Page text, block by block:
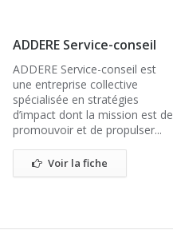
ADDERE Service-conseil
ADDERE Service-conseil est
une entreprise collective
spécialisée en stratégies
d’impact dont la mission est de
promouvoir et de propulser...
Voir la fiche